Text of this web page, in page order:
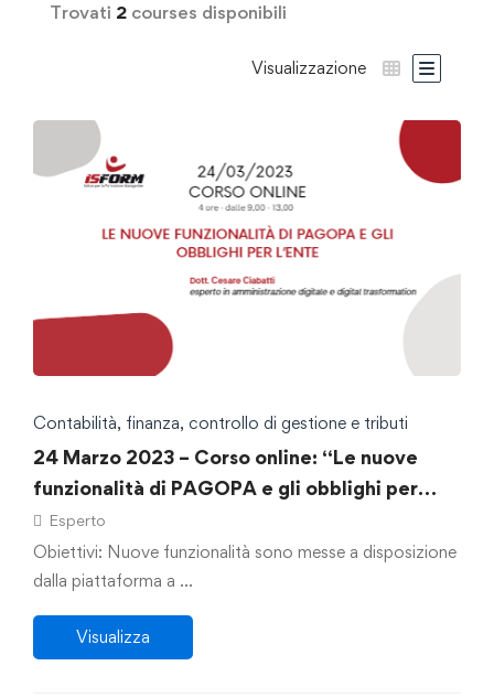
Trovati 2 courses disponibili
Visualizzazione
Contabilità, finanza, controllo di gestione e tributi
24 Marzo 2023 – Corso online: “Le nuove
funzionalità di PAGOPA e gli obblighi per
l’ente”
Esperto
Obiettivi: Nuove funzionalità sono messe a disposizione
dalla piattaforma a …
Visualizza